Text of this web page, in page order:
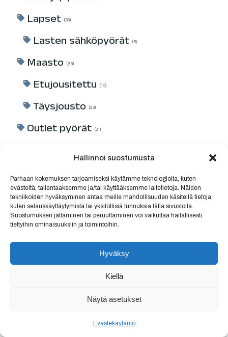
Hallinnoi suostumusta
Parhaan kokemuksen tarjoamiseksi käytämme teknologioita, kuten
evästeitä, tallentaaksemme ja/tai käyttääksemme laitetietoja. Näiden
tekniikoiden hyväksyminen antaa meille mahdollisuuden käsitellä tietoja,
kuten selauskäyttäytymistä tai yksilöllisiä tunnuksia tällä sivustolla.
Suostumuksen jättäminen tai peruuttaminen voi vaikuttaa haitallisesti
tiettyihin ominaisuuksiin ja toimintoihin.
Hyväksy
Kiellä
Näytä asetukset
Evästekäytäntö
Lapset 28
Lasten sähköpyörät 5
Maasto 35
Etujousitettu 10
Täysjousto 23
Outlet pyörät 21
Sähköpyörät
Sähkö Gravel
Sähkö jäykkäperät 10
Sähkö täysjousto 19
Vaihdokit
Tarvikkeet
Komponentit 232